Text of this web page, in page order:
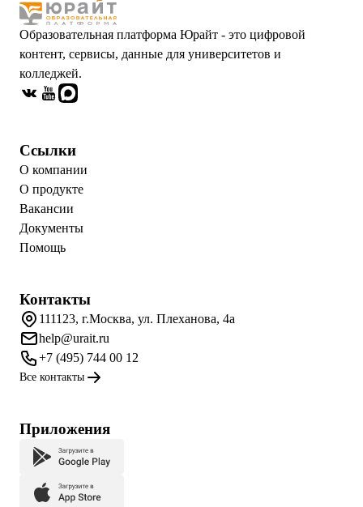
Образовательная платформа Юрайт - это цифровой
контент, сервисы, данные для университетов и
колледжей.
Ссылки
О компании
О продукте
Вакансии
Документы
Помощь
Контакты
111123, г.Москва, ул. Плеханова, 4а
help@urait.ru
+7 (495) 744 00 12
Все контакты
Приложения